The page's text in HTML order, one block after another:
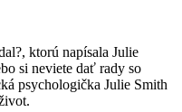
ktorú napísala Julie
si neviete dať rady so
psychologička Julie Smith